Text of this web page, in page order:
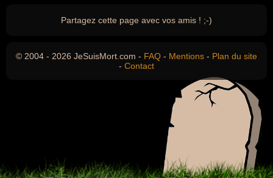
Partagez cette page avec vos amis ! ;-)
© 2004 - 2026 JeSuisMort.com - FAQ - Mentions - Plan du site
- Contact